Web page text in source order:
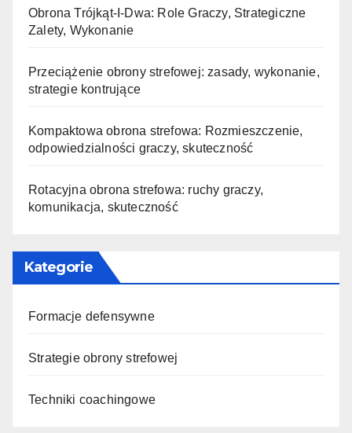
Obrona Trójkąt-I-Dwa: Role Graczy, Strategiczne
Zalety, Wykonanie
Przeciążenie obrony strefowej: zasady, wykonanie,
strategie kontrujące
Kompaktowa obrona strefowa: Rozmieszczenie,
odpowiedzialności graczy, skuteczność
Rotacyjna obrona strefowa: ruchy graczy,
komunikacja, skuteczność
Kategorie
Formacje defensywne
Strategie obrony strefowej
Techniki coachingowe